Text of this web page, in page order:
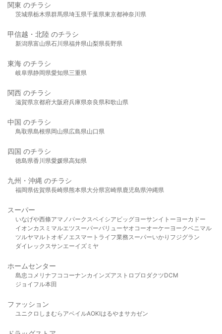
関東 のチラシ
茨城県栃木県群馬県埼玉県千葉県東京都神奈川県
甲信越・北陸 のチラシ
新潟県富山県石川県福井県山梨県長野県
東海 のチラシ
岐阜県静岡県愛知県三重県
関西 のチラシ
滋賀県京都府大阪府兵庫県奈良県和歌山県
中国 のチラシ
鳥取県島根県岡山県広島県山口県
四国 のチラシ
徳島県香川県愛媛県高知県
九州・沖縄 のチラシ
福岡県佐賀県長崎県熊本県大分県宮崎県鹿児島県沖縄県
スーパー
いなげや西條アマノパークスベイシア ビッグヨーサンイトーヨーカドー
イオンカスミ マルエツスーパーバリューヤオコーオーケー ヨークベニマル
ツルヤマルト オギノ エスマート ライフ業務スーパーいかり フジグラン
ダイレックスサンエーイズミヤ
ホームセンター
島忠 コメリ ナフコ コーナンカインズアストロプロダクツDCM
ジョイフル本田
ファッション
ユニクロ しまむら アベイルAOKIはるやま サカゼン